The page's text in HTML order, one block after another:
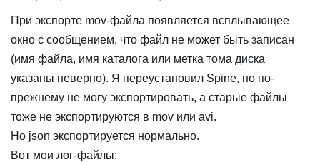
При экспорте mov-файла появляется всплывающее
окно с сообщением, что файл не может быть записан
(имя файла, имя каталога или метка тома диска
указаны неверно). Я переустановил Spine, но по-
прежнему не могу экспортировать, а старые файлы
тоже не экспортируются в mov или avi.
Но json экспортируется нормально.
Вот мои лог-файлы: